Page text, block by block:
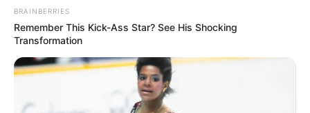
Energía
ALERTA BOGOTÁ EN GOOGLE NEWS
BRAINBERRIES
Remember This Kick-Ass Star? See His Shocking
Transformation